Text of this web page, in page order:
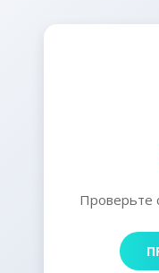
Проверьте